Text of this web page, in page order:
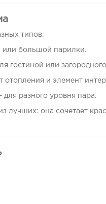
типов:
или большой парилки.
гостиной или
и элемент
для разного уровня пара.
лучших: она сочетает